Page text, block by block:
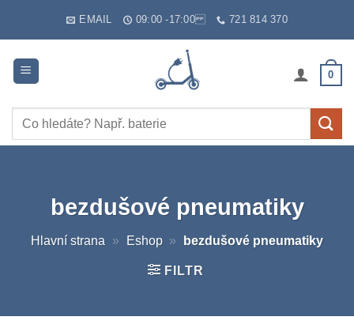
EMAIL 09:00 -17:00 721 814 370
0
Hledat:
bezdušové pneumatiky
Hlavní strana » Eshop » bezdušové pneumatiky
FILTR